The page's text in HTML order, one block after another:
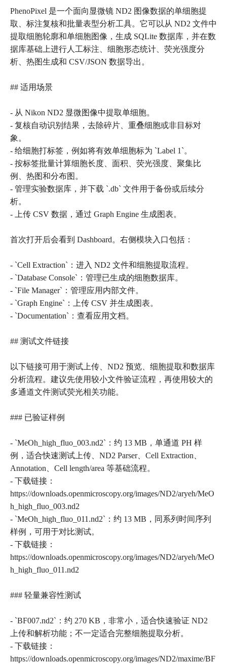
PhenoPixel 是一个面向显微镜 ND2 图像数据的单细胞提
取、标注复核和批量表型分析工具。它可以从 ND2 文件中
提取细胞轮廓和单细胞图像，生成 SQLite 数据库，并在数
据库基础上进行人工标注、细胞形态统计、荧光强度分
析、热图生成和 CSV/JSON 数据导出。
## 适用场景
- 从 Nikon ND2 显微图像中提取单细胞。
- 复核自动识别结果，去除碎片、重叠细胞或非目标对
象。
- 给细胞打标签，例如将有效单细胞标为 `Label 1`。
- 按标签批量计算细胞长度、面积、荧光强度、聚集比
例、热图和分布图。
- 管理实验数据库，并下载 `.db` 文件用于备份或后续分
析。
- 上传 CSV 数据，通过 Graph Engine 生成图表。
首次打开后会看到 Dashboard。右侧模块入口包括：
- `Cell Extraction`：进入 ND2 文件和细胞提取流程。
- `Database Console`：管理已生成的细胞数据库。
- `File Manager`：管理应用内部文件。
- `Graph Engine`：上传 CSV 并生成图表。
- `Documentation`：查看应用文档。
## 测试文件链接
以下链接可用于测试上传、ND2 预览、细胞提取和数据库
分析流程。建议先使用较小文件验证流程，再使用较大的
多通道文件测试荧光相关功能。
### 已验证样例
- `MeOh_high_fluo_003.nd2`：约 13 MB，单通道 PH 样
例，适合快速测试上传、ND2 Parser、Cell Extraction、
Annotation、Cell length/area 等基础流程。
- 下载链接：
https://downloads.openmicroscopy.org/images/ND2/aryeh/MeO
h_high_fluo_003.nd2
- `MeOh_high_fluo_011.nd2`：约 13 MB，同系列时间序列
样例，可用于对比测试。
- 下载链接：
https://downloads.openmicroscopy.org/images/ND2/aryeh/MeO
h_high_fluo_011.nd2
### 轻量兼容性测试
- `BF007.nd2`：约 270 KB，非常小，适合快速验证 ND2
上传和解析功能；不一定适合完整细胞提取分析。
- 下载链接：
https://downloads.openmicroscopy.org/images/ND2/maxime/BF